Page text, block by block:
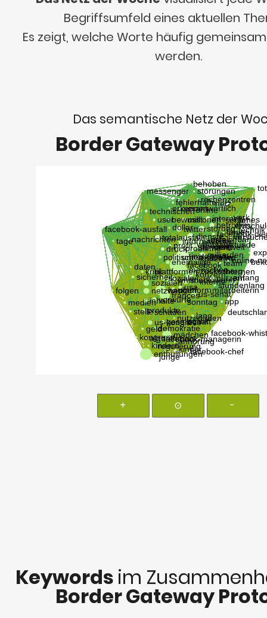
Begriffsumfeld eines aktuellen
Es zeigt, welche Worte häufig
werden.
Das semantische Netz der
Border Gateway
+ ⊙ -
Keywords im
Border Gateway